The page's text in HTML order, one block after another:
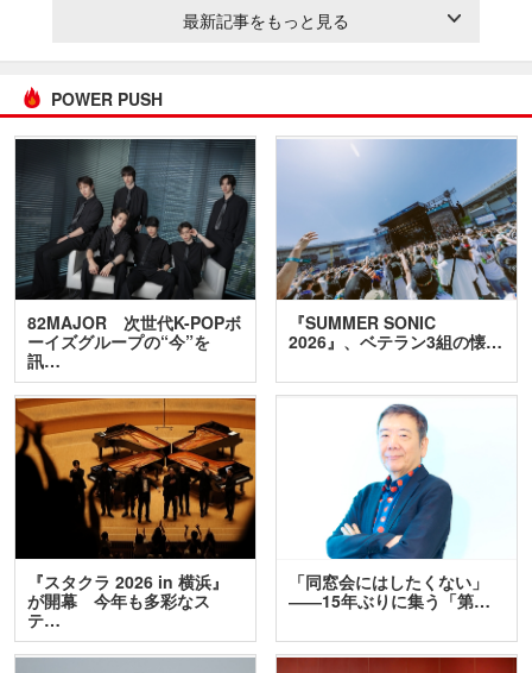
最新記事をもっと見る
POWER PUSH
82MAJOR 次世代K-POPボ
ーイズグループの“今”を
訊…
『SUMMER SONIC
2026』、ベテラン3組の懐…
『スタクラ 2026 in 横浜』
が開幕 今年も多彩なス
テ…
「同窓会にはしたくない」
――15年ぶりに集う「第…